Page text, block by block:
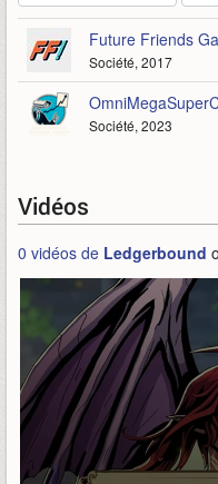
Future Friends
Société, 2017
Société, 2023
Vidéos
0 vidéos de Ledgerbound